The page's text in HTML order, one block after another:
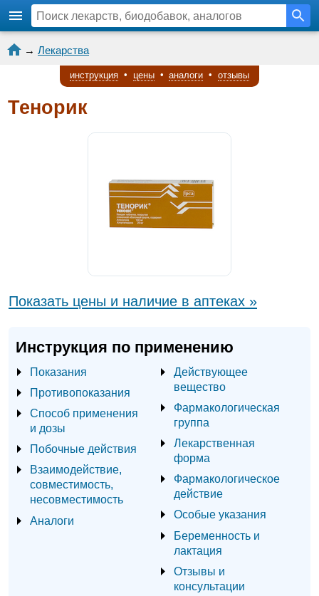
→ Лекарства
инструкция • цены • аналоги • отзывы
Тенорик
Показать цены и наличие в аптеках »
Инструкция по применению
Показания
Противопоказания
Способ применения
и дозы
Побочные действия
Взаимодействие,
совместимость,
несовместимость
Аналоги
Действующее
вещество
Фармакологическая
группа
Лекарственная
форма
Фармакологическое
действие
Особые указания
Беременность и
лактация
Отзывы и
консультации